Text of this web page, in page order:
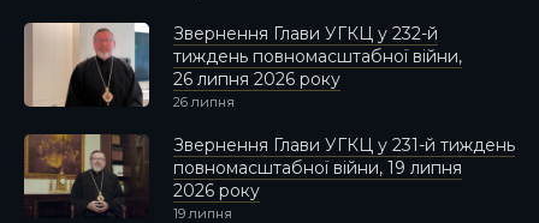
Звернення Глави УГКЦ у 232-й
тиждень повномасштабної війни,
26 липня 2026 року
26 липня
Звернення Глави УГКЦ у 231-й тиждень
повномасштабної війни, 19 липня
2026 року
19 липня